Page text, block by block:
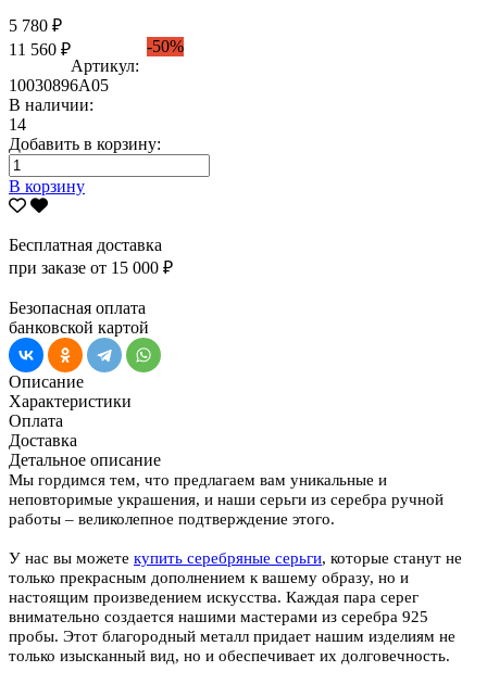
5 780 ₽
11 560 ₽
-50%
Артикул:
10030896А05
В наличии:
14
Добавить в корзину:
В корзину
Бесплатная доставка
при заказе от 15 000 ₽
Безопасная оплата
банковской картой
Описание
Характеристики
Оплата
Доставка
Детальное описание
Мы гордимся тем, что предлагаем вам уникальные и
неповторимые украшения, и наши серьги из серебра ручной
работы – великолепное подтверждение этого.
У нас вы можете купить серебряные серьги, которые станут не
только прекрасным дополнением к вашему образу, но и
настоящим произведением искусства. Каждая пара серег
внимательно создается нашими мастерами из серебра 925
пробы. Этот благородный металл придает нашим изделиям не
только изысканный вид, но и обеспечивает их долговечность.